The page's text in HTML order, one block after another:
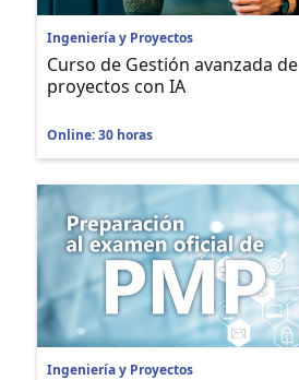
Ingeniería y Proyectos
Curso de Gestión avanzada de
proyectos con IA
Online: 30 horas
Ingeniería y Proyectos